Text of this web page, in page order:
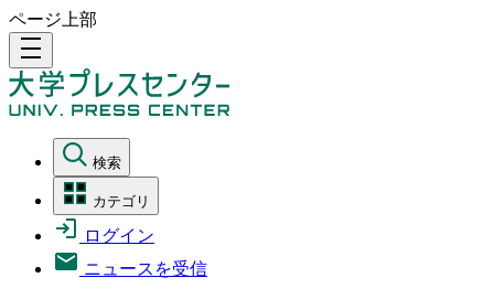
ページ上部
density_medium
検索
カテゴリ
ログイン
ニュースを受信